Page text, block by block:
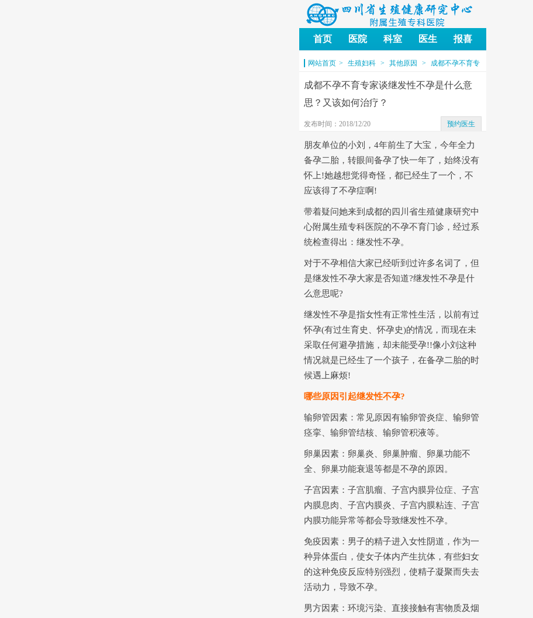
四川省生殖健康研究中心附
首页 医院 科室 医生 报喜
网站首页 > 生殖妇科 > 其他原因 >
成都不孕不育专
成都不孕不育专家谈继发性不孕是什么意
思？又该如何治疗？
预约医生
发布时间：2018/12/20
朋友单位的小刘，4年前生了大宝，今年全力
备孕二胎，转眼间备孕了快一年了，始终没有
怀上!她越想觉得奇怪，都已经生了一个，不
应该得了不孕症啊!
带着疑问她来到 成都的四川省生殖健康研究中
心附属生殖专科医院的不孕不育门诊，经过系
统检查得出：继发性不孕。
对于不孕相信大家已经听到过许多名词了，但
是继发性不孕大家是否知道?继发性不孕是什
么意思呢?
继发性不孕是指女性有正常性生活，以前有过
怀孕(有过生育史、怀孕史)的情况，而现在未
采取任何避孕措施，却未能受孕!!像小刘这种
情况就是已经生了一个孩子，在备孕二胎的时
候遇上麻烦!
哪些原因引起继发性不孕?
输卵管因素：常见原因有输卵管炎症、输卵管
痉挛、输卵管结核、输卵管积液等。
卵巢因素：卵巢炎、卵巢肿瘤、卵巢功能不
全、卵巢功能衰退等都是不孕的原因。
子宫因素：子宫肌瘤、子宫内膜异位症、子宫
内膜息肉、子宫内膜炎、子宫内膜粘连、子宫
内膜功能异常等都会导致继发性不孕。
免疫因素：男子的精子进入女性阴道，作为一
种异体蛋白，使女子体内产生抗体，有些妇女
的这种免疫反应特别强烈，使精子凝聚而失去
活动力，导致不孕。
男方因素：环境污染、直接接触有害物质及烟